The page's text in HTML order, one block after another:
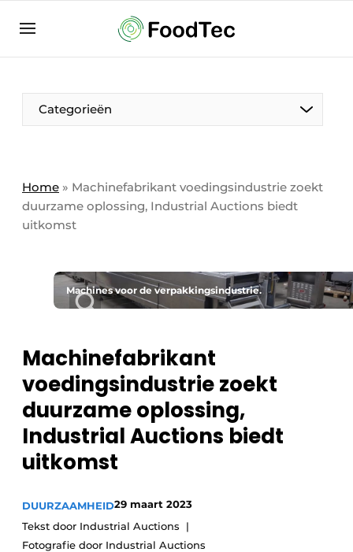
Bedrijven
Bedrijven
Direct contact
Eigen content aanleveren
Meest gelezen
Privacy / Cookie statement
Vacature aanmelden
Vacatures
Categorieën
Home » Machinefabrikant voedingsindustrie zoekt
duurzame oplossing, Industrial Auctions biedt
uitkomst
Machines voor de verpakkingsindustrie.
Machinefabrikant
voedingsindustrie zoekt
duurzame oplossing,
Industrial Auctions biedt
uitkomst
DUURZAAMHEID29 maart 2023
Tekst door Industrial Auctions
Fotografie door Industrial Auctions